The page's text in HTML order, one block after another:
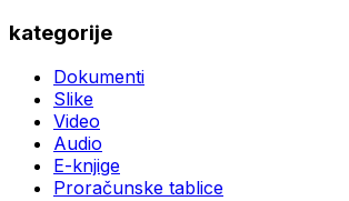
kategorije
Dokumenti
Slike
Video
Audio
E-knjige
Proračunske tablice